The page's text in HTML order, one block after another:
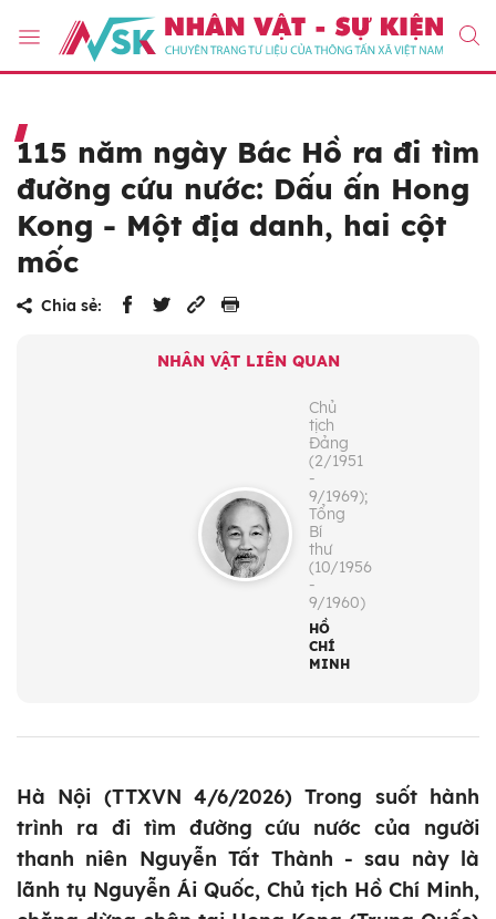
115 năm ngày Bác Hồ ra đi tìm
đường cứu nước: Dấu ấn Hong
Kong - Một địa danh, hai cột
mốc
Chia sẻ:
NHÂN VẬT LIÊN QUAN
Chủ
tịch
Đảng
(2/1951
-
9/1969);
Tổng
Bí
thư
(10/1956
-
9/1960)
HỒ
CHÍ
MINH
Hà Nội (TTXVN 4/6/2026) Trong suốt hành
trình ra đi tìm đường cứu nước của người
thanh niên Nguyễn Tất Thành - sau này là
lãnh tụ Nguyễn Ái Quốc, Chủ tịch Hồ Chí Minh,